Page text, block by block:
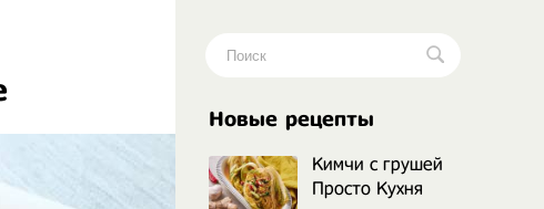
Новые рецепты
Кимчи с грушей
Просто Кухня